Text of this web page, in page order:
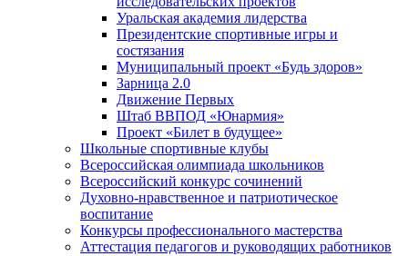
Уральская академия лидерства
Президентские спортивные игры и
состязания
Муниципальный проект «Будь здоров»
Зарница 2.0
Движение Первых
Штаб ВВПОД «Юнармия»
Проект «Билет в будущее»
Школьные спортивные клубы
Всероссийская олимпиада школьников
Всероссийский конкурс сочинений
Духовно-нравственное и патриотическое
воспитание
Конкурсы профессионального мастерства
Аттестация педагогов и руководящих работников